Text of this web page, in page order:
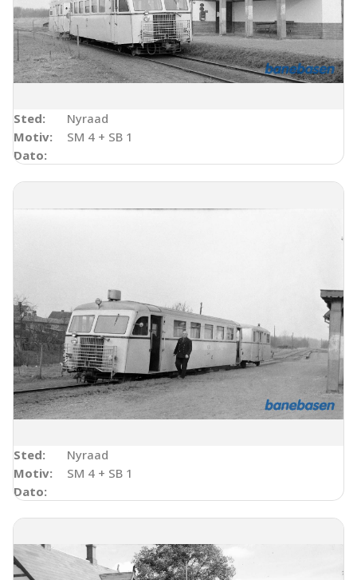
Sted:
Nyraad
Motiv:
SM 4 + SB 1
Dato:
Sted:
Nyraad
Motiv:
SM 4 + SB 1
Dato: